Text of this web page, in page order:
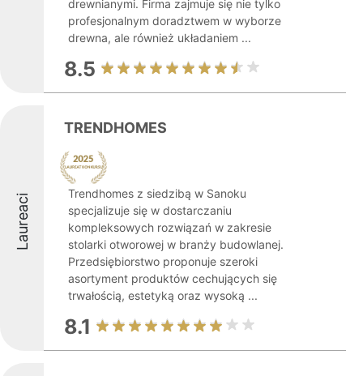
drewnianymi. Firma zajmuje się nie tylko
profesjonalnym doradztwem w wyborze
drewna, ale również układaniem ...
8.5
Laureaci
TRENDHOMES
Trendhomes z siedzibą w Sanoku
specjalizuje się w dostarczaniu
kompleksowych rozwiązań w zakresie
stolarki otworowej w branży budowlanej.
Przedsiębiorstwo proponuje szeroki
asortyment produktów cechujących się
trwałością, estetyką oraz wysoką ...
8.1